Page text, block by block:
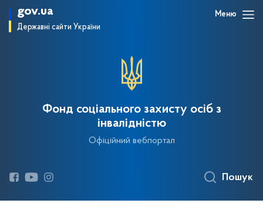
gov.ua
Державні сайти України
Меню
Фонд соціального захисту осіб з
інвалідністю
Офіційний вебпортал
Пошук